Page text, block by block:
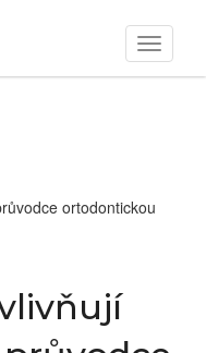
Zobrazit
navigaci
ortodontickou